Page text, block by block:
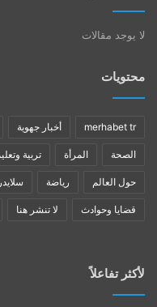
لا يوجد مقالات
محتويات
merhabet tr أخبار جهوية
الصحة المرأة تربية
حول العالم رياضة سلايدر
قضايا وحوادث لا تنشر هنا
لأكثر تفاعلاً